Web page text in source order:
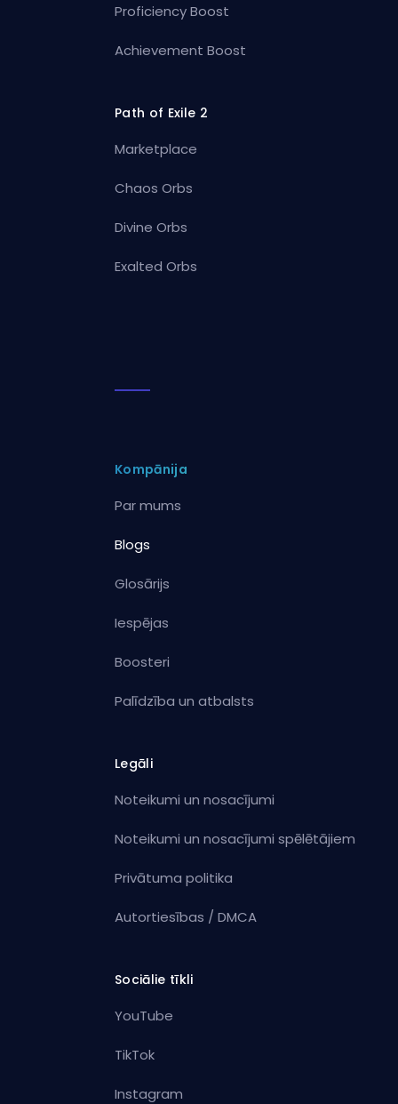
Proficiency Boost
Achievement Boost
Path of Exile 2
Marketplace
Chaos Orbs
Divine Orbs
Exalted Orbs
Kompānija
Par mums
Blogs
Glosārijs
Iespējas
Boosteri
Palīdzība un atbalsts
Legāli
Noteikumi un nosacījumi
Noteikumi un nosacījumi spēlētājiem
Privātuma politika
Autortiesības / DMCA
Sociālie tīkli
YouTube
TikTok
Instagram